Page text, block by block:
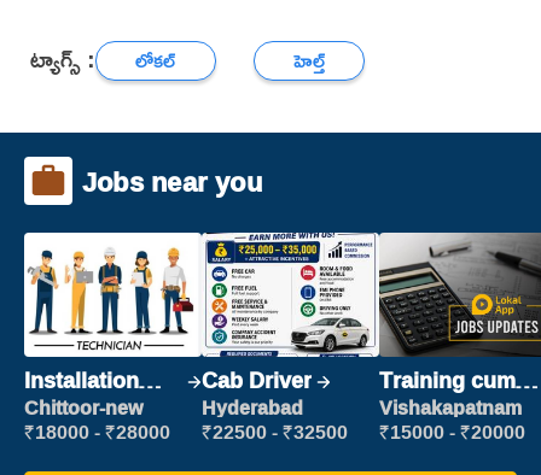
ట్యాగ్స్ : లోకల్ హెల్త్
Jobs near you
Installation
Engineer/
Helper
Chittoor-new
₹18000 - ₹28000
Cab Driver
Hyderabad
₹22500 - ₹32500
Training cum
Placement
Vishakapatnam
₹15000 - ₹20000